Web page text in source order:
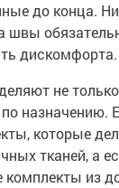
до конца.
швы
дискомфорта.
не
назначению.
которые
тканей, а
из